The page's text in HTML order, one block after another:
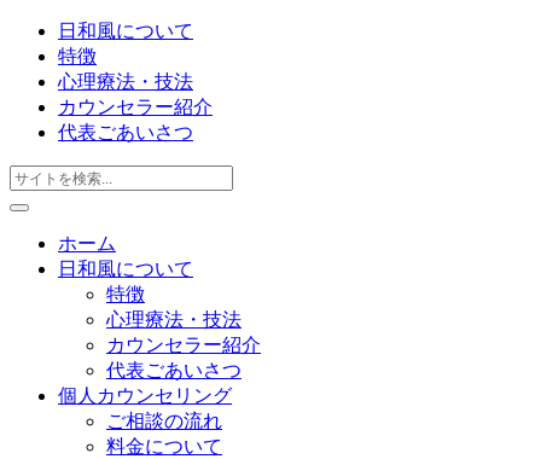
日和風について
特徴
心理療法・技法
カウンセラー紹介
代表ごあいさつ
ホーム
日和風について
特徴
心理療法・技法
カウンセラー紹介
代表ごあいさつ
個人カウンセリング
ご相談の流れ
料金について